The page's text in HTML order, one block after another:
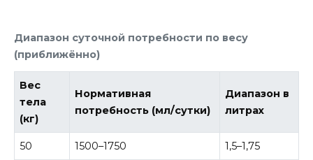
Диапазон суточной потребности по весу
(приближённо)
Вес
тела
(кг)
Нормативная
потребность (мл/сутки)
Диапазон в
литрах
50 1500–1750 1,5–1,75